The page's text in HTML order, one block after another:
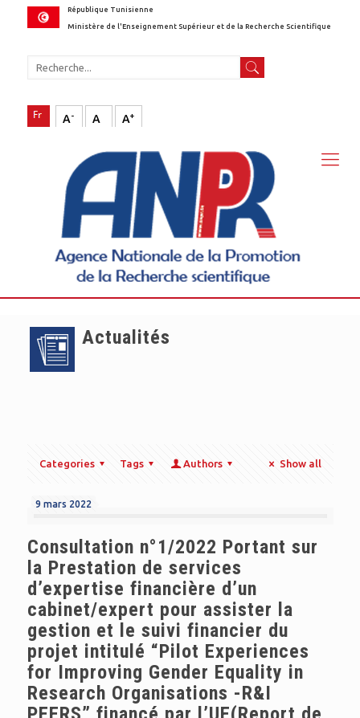
République Tunisienne
Ministère de l'Enseignement Supérieur et de la Recherche Scientifique
A- A A+
Actualités
Categories Tags Authors Show all
9 mars 2022
Consultation n°1/2022 Portant sur
la Prestation de services
d’expertise financière d’un
cabinet/expert pour assister la
gestion et le suivi financier du
projet intitulé “Pilot Experiences
for Improving Gender Equality in
Research Organisations -R&I